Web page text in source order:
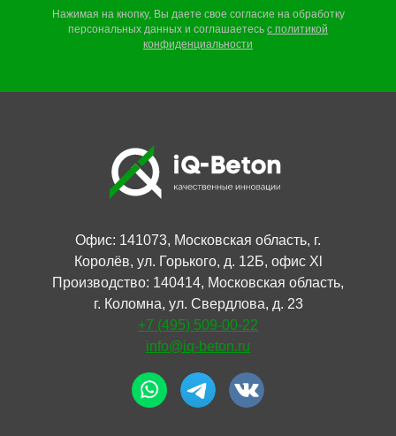
Нажимая на кнопку, Вы даете свое согласие на обработку
персональных данных и соглашаетесь c политикой
конфиденциальности
Офис: 141073, Московская область, г.
Королёв, ул. Горького, д. 12Б, офис Xl
Производство: 140414, Московская область,
г. Коломна, ул. Свердлова, д. 23
+7 (495) 509-00-22
info@iq-beton.ru